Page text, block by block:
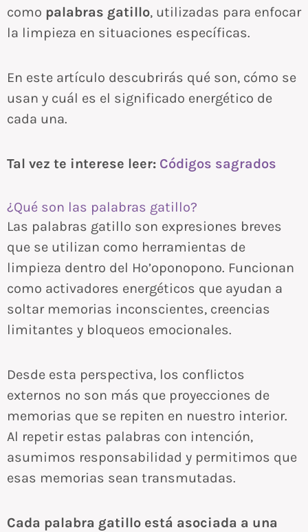
como palabras gatillo, utilizadas para enfocar
la limpieza en situaciones específicas.
En este artículo descubrirás qué son, cómo se
usan y cuál es el significado energético de
cada una.
Tal vez te interese leer: Códigos sagrados
¿Qué son las palabras gatillo?
Las palabras gatillo son expresiones breves
que se utilizan como herramientas de
limpieza dentro del Ho’oponopono. Funcionan
como activadores energéticos que ayudan a
soltar memorias inconscientes, creencias
limitantes y bloqueos emocionales.
Desde esta perspectiva, los conflictos
externos no son más que proyecciones de
memorias que se repiten en nuestro interior.
Al repetir estas palabras con intención,
asumimos responsabilidad y permitimos que
esas memorias sean transmutadas.
Cada palabra gatillo está asociada a una